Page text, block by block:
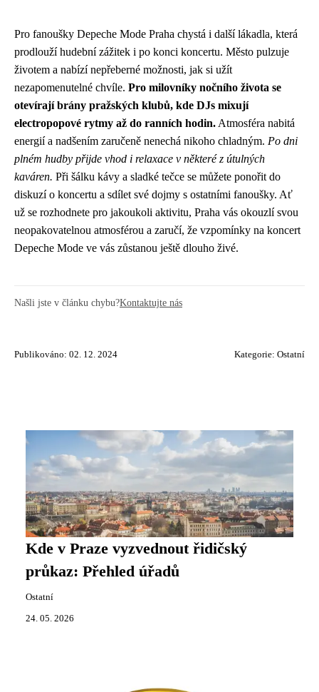
Pro fanoušky Depeche Mode Praha chystá i další lákadla, která
prodlouží hudební zážitek i po konci koncertu. Město pulzuje
životem a nabízí nepřeberné možnosti, jak si užít
nezapomenutelné chvíle. Pro milovníky nočního života se
otevírají brány pražských klubů, kde DJs mixují
electropopové rytmy až do ranních hodin. Atmosféra nabitá
energií a nadšením zaručeně nenechá nikoho chladným. Po dni
plném hudby přijde vhod i relaxace v některé z útulných
kaváren. Při šálku kávy a sladké tečce se můžete ponořit do
diskuzí o koncertu a sdílet své dojmy s ostatními fanoušky. Ať
už se rozhodnete pro jakoukoli aktivitu, Praha vás okouzlí svou
neopakovatelnou atmosférou a zaručí, že vzpomínky na koncert
Depeche Mode ve vás zůstanou ještě dlouho živé.
Našli jste v článku chybu?Kontaktujte nás
Publikováno: 02. 12. 2024 Kategorie: Ostatní
Kde v Praze vyzvednout řidičský
průkaz: Přehled úřadů
Ostatní
24. 05. 2026